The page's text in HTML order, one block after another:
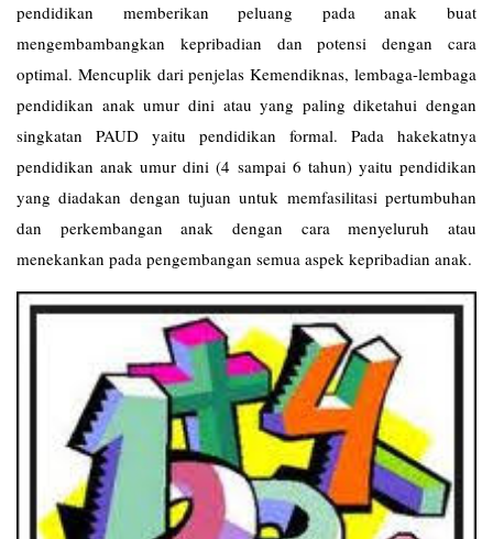
pendidikan memberikan peluang pada anak buat
mengembambangkan kepribadian dan potensi dengan cara
optimal. Mencuplik dari penjelas Kemendiknas, lembaga-lembaga
pendidikan anak umur dini atau yang paling diketahui dengan
singkatan PAUD yaitu pendidikan formal. Pada hakekatnya
pendidikan anak umur dini (4 sampai 6 tahun) yaitu pendidikan
yang diadakan dengan tujuan untuk memfasilitasi pertumbuhan
dan perkembangan anak dengan cara menyeluruh atau
menekankan pada pengembangan semua aspek kepribadian anak.